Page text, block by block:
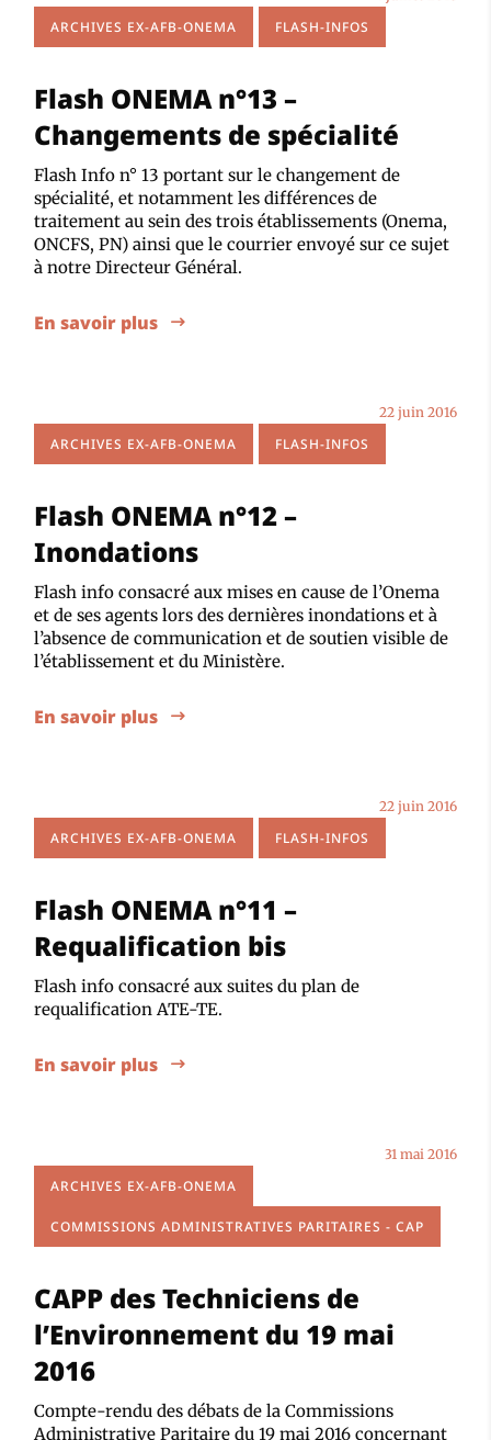
ARCHIVES EX-AFB-ONEMA FLASH-INFOS
Flash ONEMA n°13 –
Changements de spécialité
Flash Info n° 13 portant sur le changement de
spécialité, et notamment les différences de
traitement au sein des trois établissements (Onema,
ONCFS, PN) ainsi que le courrier envoyé sur ce sujet
à notre Directeur Général.
En savoir plus
ARCHIVES EX-AFB-ONEMA FLASH-INFOS
22 juin 2016
Flash ONEMA n°12 –
Inondations
Flash info consacré aux mises en cause de l’Onema
et de ses agents lors des dernières inondations et à
l’absence de communication et de soutien visible de
l’établissement et du Ministère.
En savoir plus
ARCHIVES EX-AFB-ONEMA FLASH-INFOS
22 juin 2016
Flash ONEMA n°11 –
Requalification bis
Flash info consacré aux suites du plan de
requalification ATE-TE.
En savoir plus
ARCHIVES EX-AFB-ONEMA
COMMISSIONS ADMINISTRATIVES PARITAIRES - CAP
31 mai 2016
CAPP des Techniciens de
l’Environnement du 19 mai
2016
Compte-rendu des débats de la Commissions
Administrative Paritaire du 19 mai 2016 concernant